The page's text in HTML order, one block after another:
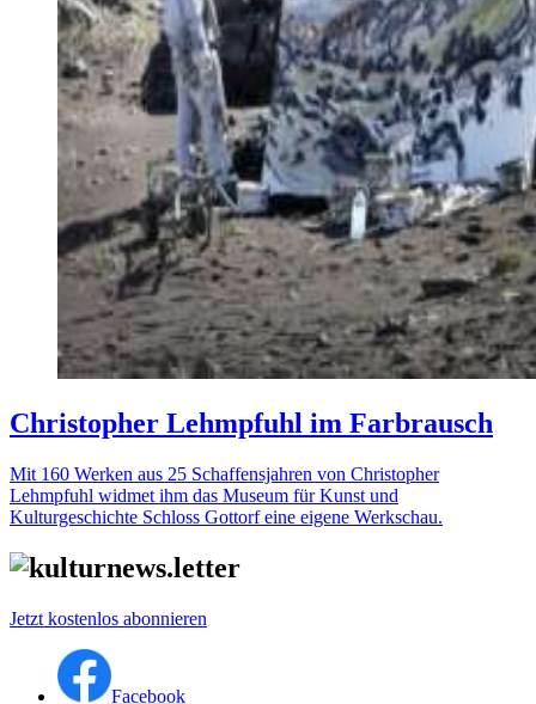
Christopher Lehmpfuhl im Farbrausch
Mit 160 Werken aus 25 Schaffensjahren von Christopher
Lehmpfuhl widmet ihm das Museum für Kunst und
Kulturgeschichte Schloss Gottorf eine eigene Werkschau.
Jetzt kostenlos abonnieren
Facebook